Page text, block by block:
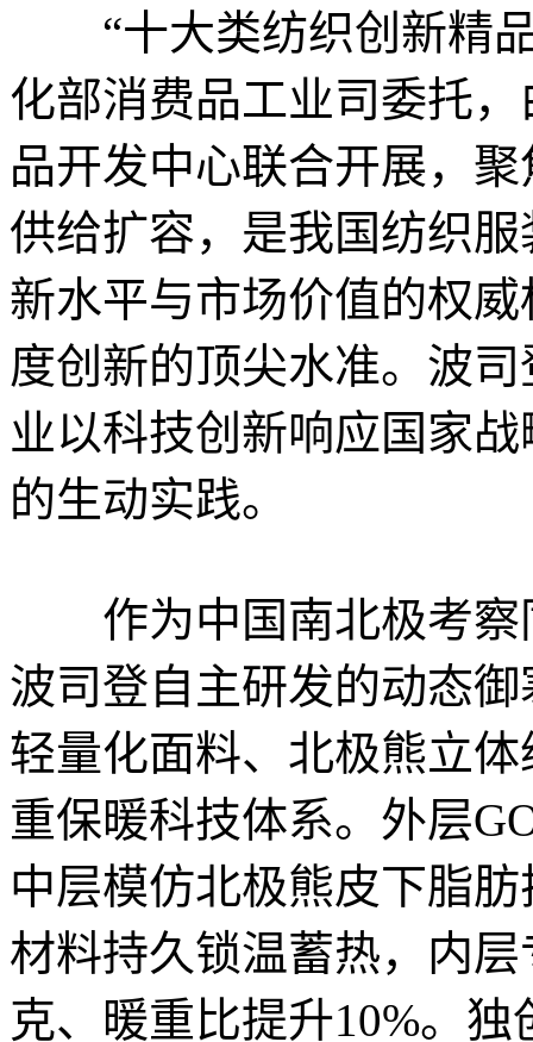
“十大类纺织创新精品
化部消费品工业司委托
品开发中心联合开展，
供给扩容，是我国纺织
新水平与市场价值的权
度创新的顶尖水准。波
业以科技创新响应国家
的生动实践。
作为中国南北极考察
波司登自主研发的动态御
轻量化面料、北极熊立
重保暖科技体系。外层
中层模仿北极熊皮下脂
材料持久锁温蓄热，内
克、暖重比提升10%。